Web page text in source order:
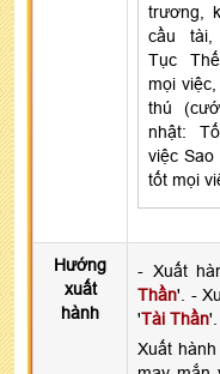
trương,
cầu tài,
Tục
mọi
thú
nhật:
việc Sao
tốt mọi
Hướng
xuất
hành
- Xuất
Thần'. -
'Tài Thần'.
Xuất